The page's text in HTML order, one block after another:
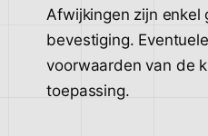
Afwijkingen zijn enkel
bevestiging.
voorwaarden van de
toepassing.